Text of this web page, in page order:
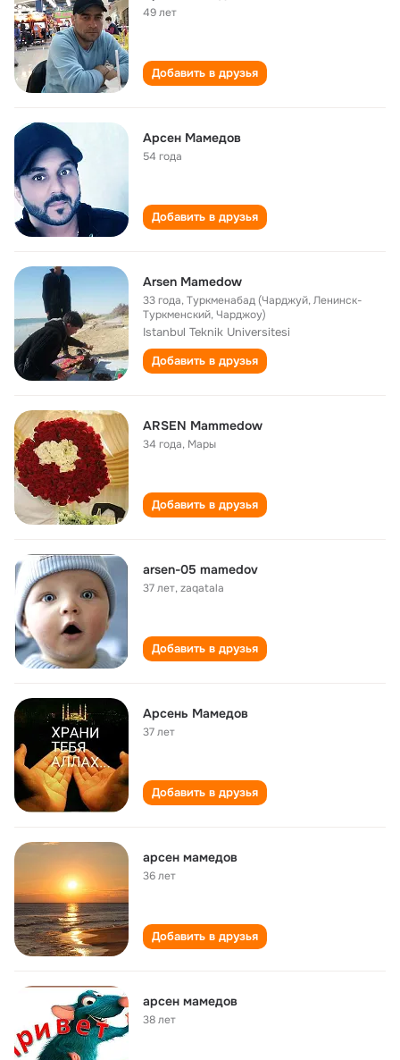
49 лет
Добавить в друзья
Арсен Мамедов
54 года
Добавить в друзья
Arsen Mamedow
33 года,Туркменабад (Чарджуй, Ленинск-
Туркменский, Чарджоу)
Istanbul Teknik Universitesi
Добавить в друзья
ARSEN Mammedow
34 года, Мары
Добавить в друзья
arsen-05 mamedov
37 лет,zaqatala
Добавить в друзья
Арсень Мамедов
37 лет
Добавить в друзья
арсен мамедов
36 лет
Добавить в друзья
арсен мамедов
38 лет